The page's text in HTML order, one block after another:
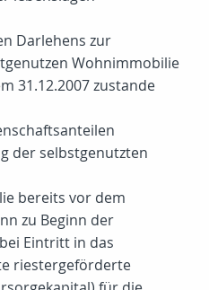
Darlehens zur
Wohnimmobilie
31.12.2007 zustande
der selbstgenutzten
bereits vor dem
zu Beginn der
Eintritt in das
riestergeförderte